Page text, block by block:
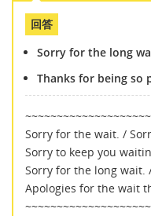
回答
Sorry for the long
Thanks for being so
~~~~~~~~~~~~~~~~~~~~
Sorry for the wait. /
Sorry to keep you
Sorry for the long wait.
Apologies for the wait
~~~~~~~~~~~~~~~~~~~~